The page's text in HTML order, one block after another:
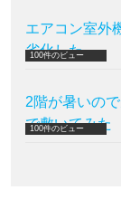
エアコン室外
劣化した
100件のビュー
2階が暑いの
で敷いてみた
100件のビュー